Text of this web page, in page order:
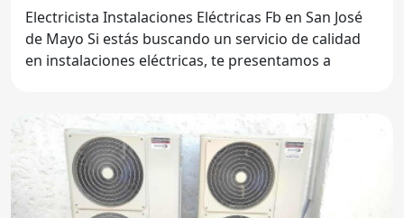
Electricista Instalaciones Eléctricas Fb en San José
de Mayo Si estás buscando un servicio de calidad
en instalaciones eléctricas, te presentamos a